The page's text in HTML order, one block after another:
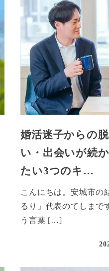
婚活迷子からの
い・出会いが続
たい3つのキ…
こんにちは。安城市の
るり」代表のてしまで
う言葉 […]